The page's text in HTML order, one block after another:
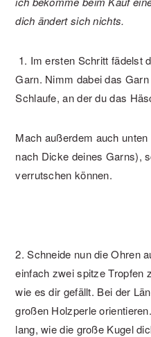
dich ändert sich nichts.
1. Im ersten Schritt fädelst
Garn. Nimm dabei das
Schlaufe, an der du das
Mach außerdem auch
nach Dicke deines Garns),
verrutschen können.
2. Schneide nun die Ohren
einfach zwei spitze Tropfen
wie es dir gefällt. Bei der
großen Holzperle
lang, wie die große Kugel